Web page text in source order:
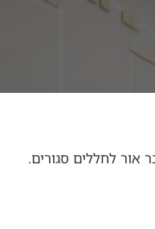
לחללים סגורים.